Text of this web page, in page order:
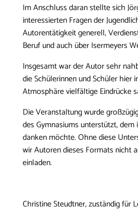
Im Anschluss daran stellte sich
interessierten Fragen der
Autorentätigkeit generell,
Beruf und auch über Isermeyers
Insgesamt war der Autor sehr
die Schülerinnen und Schüler hier
Atmosphäre vielfältige Eindrücke
Die Veranstaltung wurde
des Gymnasiums unterstützt,
danken möchte. Ohne diese
wir Autoren dieses Formats nicht
einladen.
Christine Steudtner, zuständig für